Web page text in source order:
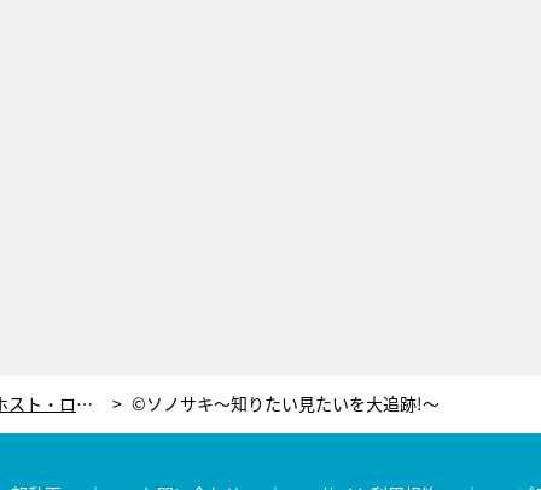
世界的大スターとの交友も！No.1ホスト・ローランドの豪華すぎる休日に、スタジオ騒然 ©ソノサキ～知りたい見たいを大追跡!～